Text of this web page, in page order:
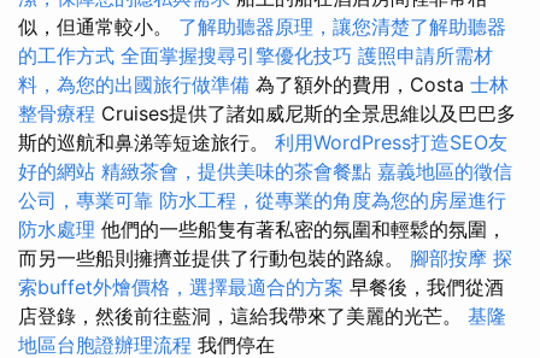
似，但通常較小。 了解助聽器原理，讓您清楚了解助聽器
的工作方式 全面掌握搜尋引擎優化技巧 護照申請所需材
料，為您的出國旅行做準備 為了額外的費用，Costa 士林
整骨療程 Cruises提供了諸如威尼斯的全景思維以及巴巴多
斯的巡航和鼻涕等短途旅行。 利用WordPress打造SEO友
好的網站 精緻茶會，提供美味的茶會餐點 嘉義地區的徵信
公司，專業可靠 防水工程，從專業的角度為您的房屋進行
防水處理 他們的一些船隻有著私密的氛圍和輕鬆的氛圍，
而另一些船則擁擠並提供了行動包裝的路線。 腳部按摩 探
索buffet外燴價格，選擇最適合的方案 早餐後，我們從酒
店登錄，然後前往藍洞，這給我帶來了美麗的光芒。 基隆
地區台胞證辦理流程 我們停在